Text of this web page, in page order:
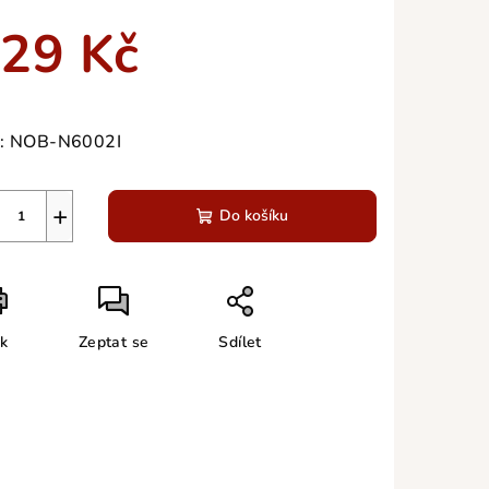
Kč
NOB-N6002I
+ Do košíku
Zeptat se Sdílet